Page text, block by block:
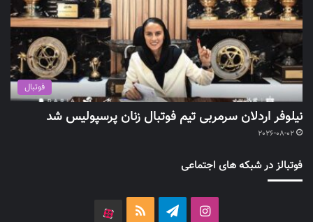
فوتبال
نیلوفر اردلان سرمربی تیم فوتبال زنان پرسپولیس شد
2026-08-02
فوتبالز در شبکه های اجتماعی
اینستاگرامتلگرام خوراک